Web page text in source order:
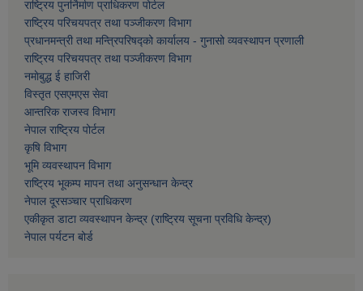
राष्ट्रिय पुनर्निर्माण प्राधिकरण पोर्टल
राष्ट्रिय परिचयपत्र तथा पञ्जीकरण विभाग
प्रधानमन्त्री तथा मन्त्रिपरिषद्को कार्यालय - गुनासो व्यवस्थापन प्रणाली
राष्ट्रिय परिचयपत्र तथा पञ्जीकरण विभाग
नमाेबुद्ध ई हाजिरी
विस्तृत एसएमएस सेवा
आन्तरिक राजस्व विभाग
नेपाल राष्ट्रिय पोर्टल
कृषि विभाग
भूमि व्यवस्थापन विभाग
राष्ट्रिय भूकम्प मापन तथा अनुसन्धान केन्द्र
नेपाल दूरसञ्चार प्राधिकरण
एकीकृत डाटा व्यवस्थापन केन्द्र (राष्ट्रिय सूचना प्रविधि केन्द्र)
नेपाल पर्यटन बोर्ड